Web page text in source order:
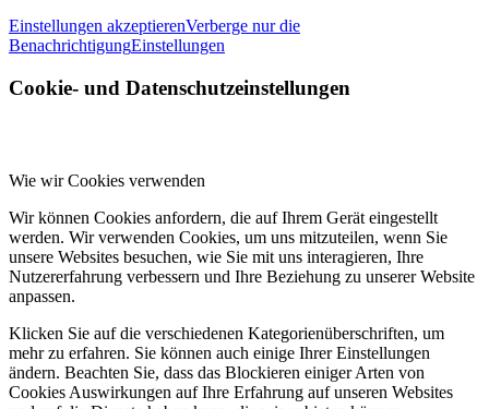
Einstellungen akzeptierenVerberge nur die
BenachrichtigungEinstellungen
Cookie- und Datenschutzeinstellungen
Wie wir Cookies verwenden
Wir können Cookies anfordern, die auf Ihrem Gerät eingestellt
werden. Wir verwenden Cookies, um uns mitzuteilen, wenn Sie
unsere Websites besuchen, wie Sie mit uns interagieren, Ihre
Nutzererfahrung verbessern und Ihre Beziehung zu unserer Website
anpassen.
Klicken Sie auf die verschiedenen Kategorienüberschriften, um
mehr zu erfahren. Sie können auch einige Ihrer Einstellungen
ändern. Beachten Sie, dass das Blockieren einiger Arten von
Cookies Auswirkungen auf Ihre Erfahrung auf unseren Websites